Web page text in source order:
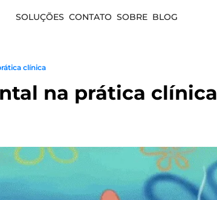
SOLUÇÕES CONTATO SOBRE BLOG
clínica
na prática clínica